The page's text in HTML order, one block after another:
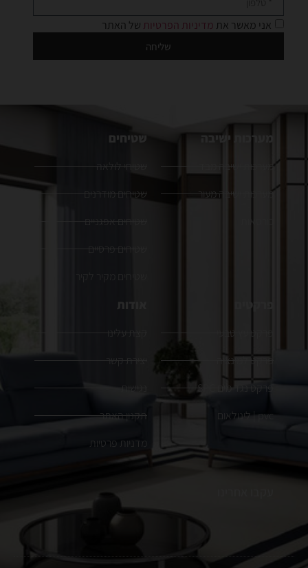
אני מאשר את מדיניות הפרטיות של האתר
שליחה
מערכות ישיבה
מערכות ישיבה מבד
מערכות ישיבה מעור
כורסאות
שטיחים
שטיחי לולאה
שטיחים מודרנים
שטיחים אפגניים
שטיחים פרסיים
שטיחים מקיר לקיר
פרקטים
פרקט עץ טבעי
פרקט למינציה
פרקט נגד מים SPC
pvc | לינולאום
אודות
קצת עלינו
יצירת קשר
נגישות
תקנון האתר
מדניות פרטיות